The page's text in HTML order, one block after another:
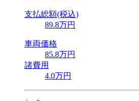
支払総額(税込)
89.8万円
車両価格
85.8万円
諸費用
4.0万円